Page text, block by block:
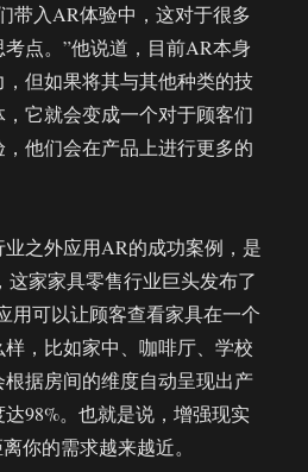
带入AR体验中，这对于很多
点。”他说道，目前AR本身
但如果将其与其他种类的技
它就会变成一个对于顾客们
他们会在产品上进行更多的
之外应用AR的成功案例，是
这家家具零售行业巨头发布了
用可以让顾客查看家具在一个
，比如家中、咖啡厅、学校
据房间的维度自动呈现出产
98%。也就是说，增强现实
你的需求越来越近。